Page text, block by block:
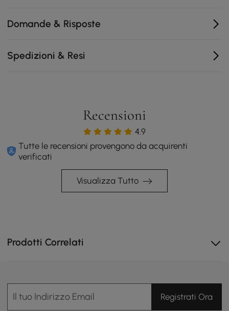
oggetti essenziali del soggiorno
resistente, particolarmente adatto per ambienti con
scarsa illuminazione
Domande & Risposte
Spedizioni & Resi
Recensioni
4.9
Tutte le recensioni provengono da acquirenti
verificati
Visualizza Tutto
Prodotti Correlati
Il tuo Indirizzo Email Registrati Ora